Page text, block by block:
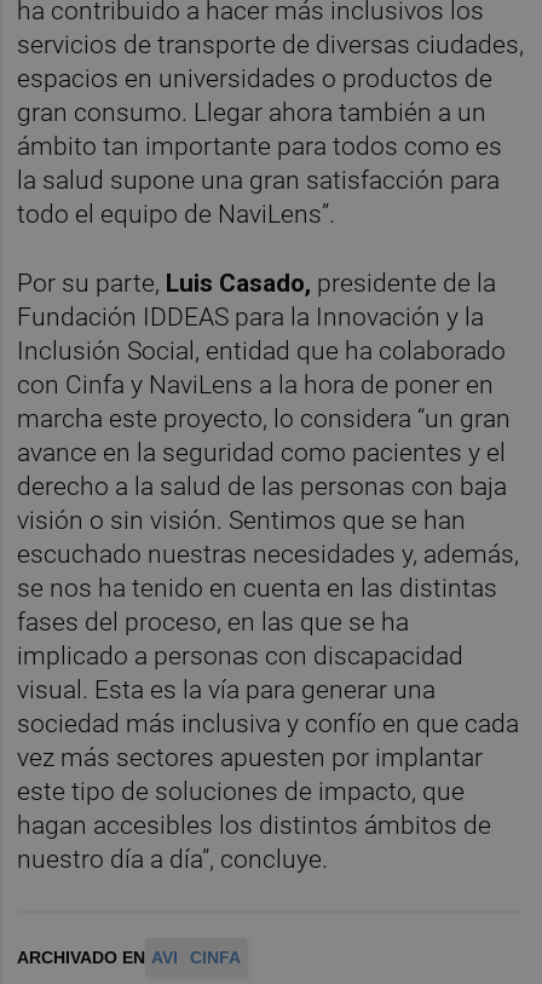
ha contribuido a hacer más inclusivos los
servicios de transporte de diversas ciudades,
espacios en universidades o productos de
gran consumo. Llegar ahora también a un
ámbito tan importante para todos como es
la salud supone una gran satisfacción para
todo el equipo de NaviLens”.
Por su parte, Luis Casado, presidente de la
Fundación IDDEAS para la Innovación y la
Inclusión Social, entidad que ha colaborado
con Cinfa y NaviLens a la hora de poner en
marcha este proyecto, lo considera “un gran
avance en la seguridad como pacientes y el
derecho a la salud de las personas con baja
visión o sin visión. Sentimos que se han
escuchado nuestras necesidades y, además,
se nos ha tenido en cuenta en las distintas
fases del proceso, en las que se ha
implicado a personas con discapacidad
visual. Esta es la vía para generar una
sociedad más inclusiva y confío en que cada
vez más sectores apuesten por implantar
este tipo de soluciones de impacto, que
hagan accesibles los distintos ámbitos de
nuestro día a día”, concluye.
ARCHIVADO EN AVI CINFA